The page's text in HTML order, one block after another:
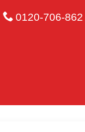
0120-706-862